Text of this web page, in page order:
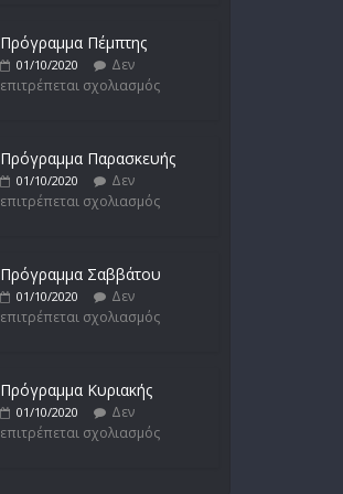
Πρόγραμμα Πέμπτης
01/10/2020
Δεν
επιτρέπεται σχολιασμός
Πρόγραμμα Παρασκευής
01/10/2020
Δεν
επιτρέπεται σχολιασμός
Πρόγραμμα Σαββάτου
01/10/2020
Δεν
επιτρέπεται σχολιασμός
Πρόγραμμα Κυριακής
01/10/2020
Δεν
επιτρέπεται σχολιασμός